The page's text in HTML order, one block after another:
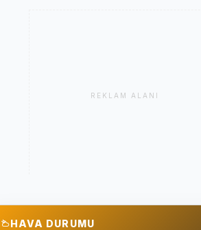
REKLAM ALANI
HAVA DURUMU